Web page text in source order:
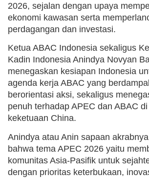
2026, sejalan dengan upaya
ekonomi kawasan serta
perdagangan dan investasi.
Ketua ABAC Indonesia sekaligus
Kadin Indonesia Anindya Novyan
menegaskan kesiapan Indonesia
agenda kerja ABAC yang
berorientasi aksi, sekaligus
penuh terhadap APEC dan ABAC
keketuaan China.
Anindya atau Anin sapaan
bahwa tema APEC 2026 yaitu
komunitas Asia-Pasifik untuk
dengan prioritas keterbukaan,